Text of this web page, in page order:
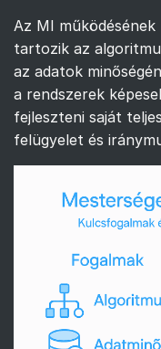
Az MI
tartozik az
az adatok
a rendszerek
fejleszteni saját
felügyelet és